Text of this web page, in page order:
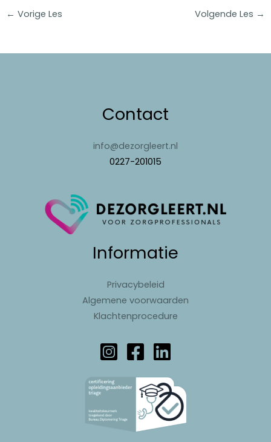
← Vorige Les Volgende Les →
Contact
info@dezorgleert.nl
0227-201015
Informatie
Privacybeleid
Algemene voorwaarden
Klachtenprocedure